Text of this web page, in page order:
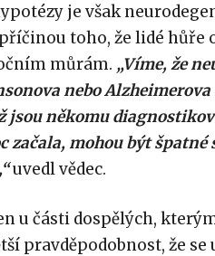
je však
toho, že lidé hůře
můrám. „Víme, že
nebo Alzheimerova
jsou někomu
začala, mohou být
uvedl vědec.
u části dospělých,
pravděpodobnost, že se